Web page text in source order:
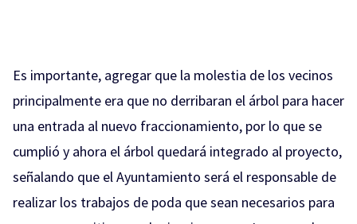
Es importante, agregar que la molestia de los vecinos
principalmente era que no derribaran el árbol para hacer
una entrada al nuevo fraccionamiento, por lo que se
cumplió y ahora el árbol quedará integrado al proyecto,
señalando que el Ayuntamiento será el responsable de
realizar los trabajos de poda que sean necesarios para